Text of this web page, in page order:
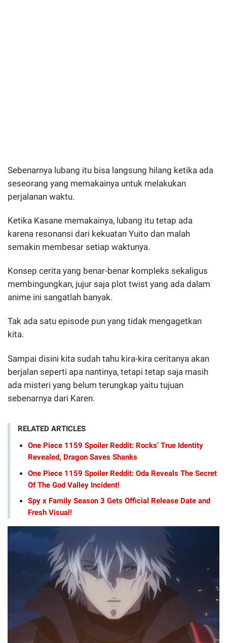
Sebenarnya lubang itu bisa langsung hilang ketika ada
seseorang yang memakainya untuk melakukan
perjalanan waktu.
Ketika Kasane memakainya, lubang itu tetap ada
karena resonansi dari kekuatan Yuito dan malah
semakin membesar setiap waktunya.
Konsep cerita yang benar-benar kompleks sekaligus
membingungkan, jujur saja plot twist yang ada dalam
anime ini sangatlah banyak.
Tak ada satu episode pun yang tidak mengagetkan
kita.
Sampai disini kita sudah tahu kira-kira ceritanya akan
berjalan seperti apa nantinya, tetapi tetap saja masih
ada misteri yang belum terungkap yaitu tujuan
sebenarnya dari Karen.
RELATED ARTICLES
One Piece 1159 Spoiler Reddit: Rocks’ True Identity
Revealed, Dragon Saves Shanks
One Piece 1159 Spoiler Reddit: Oda Reveals The Secret
Of The God Valley Incident!
Spy x Family Season 3 Gets Official Release Date and
Fresh Visual!